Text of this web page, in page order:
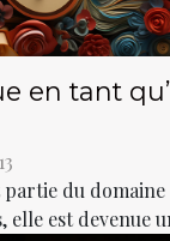
en tant
du domaine
est devenue